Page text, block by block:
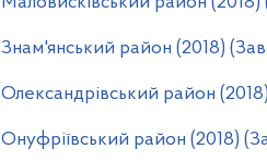
Знам'янський район (2018)
Олександрівський район
Онуфріївський район (2018)